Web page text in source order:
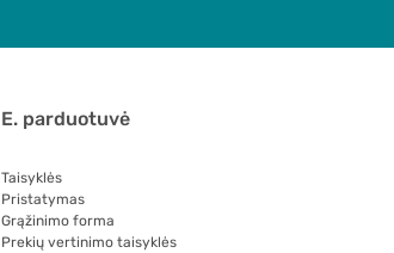
E. parduotuvė
Taisyklės
Pristatymas
Grąžinimo forma
Prekių vertinimo taisyklės